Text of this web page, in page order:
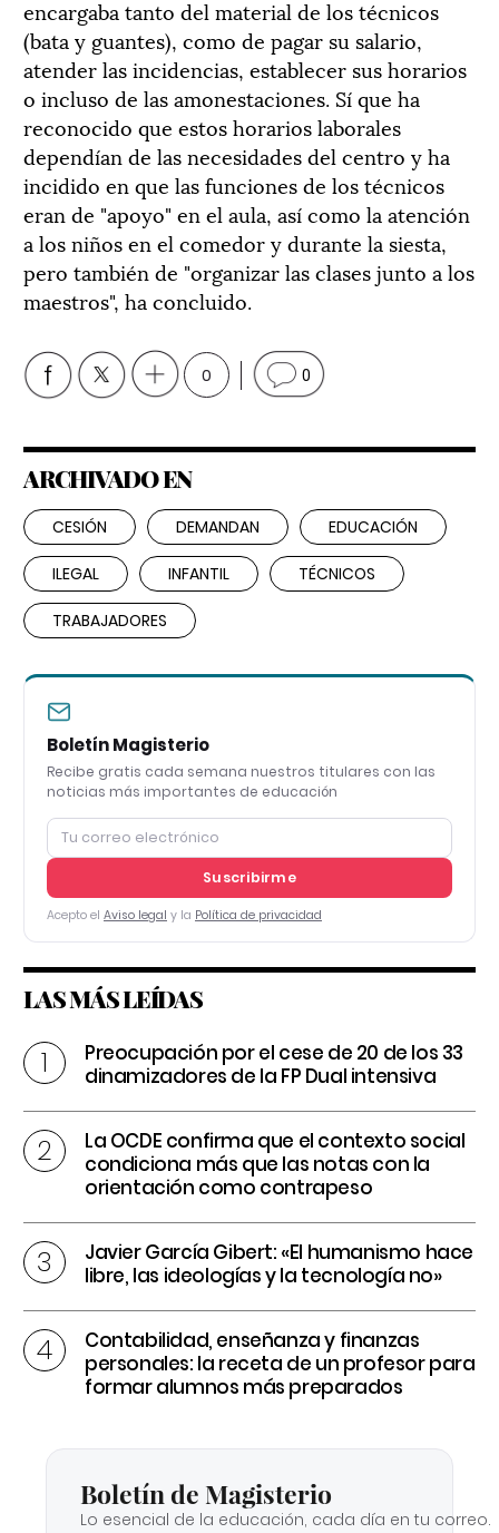
encargaba tanto del material de los técnicos
(bata y guantes), como de pagar su salario,
atender las incidencias, establecer sus horarios
o incluso de las amonestaciones. Sí que ha
reconocido que estos horarios laborales
dependían de las necesidades del centro y ha
incidido en que las funciones de los técnicos
eran de "apoyo" en el aula, así como la atención
a los niños en el comedor y durante la siesta,
pero también de "organizar las clases junto a los
maestros", ha concluido.
0 0
ARCHIVADO EN
CESIÓN DEMANDAN EDUCACIÓN
ILEGAL INFANTIL TÉCNICOS
TRABAJADORES
Boletín Magisterio
Recibe gratis cada semana nuestros titulares con las
noticias más importantes de educación
Suscribirme
Acepto el Aviso legal y la Política de privacidad
LAS MÁS LEÍDAS
Preocupación por el cese de 20 de los 33
dinamizadores de la FP Dual intensiva
La OCDE confirma que el contexto social
condiciona más que las notas con la
orientación como contrapeso
Javier García Gibert: «El humanismo hace
libre, las ideologías y la tecnología no»
Contabilidad, enseñanza y finanzas
personales: la receta de un profesor para
formar alumnos más preparados
Boletín de Magisterio
Lo esencial de la educación, cada día en tu correo.